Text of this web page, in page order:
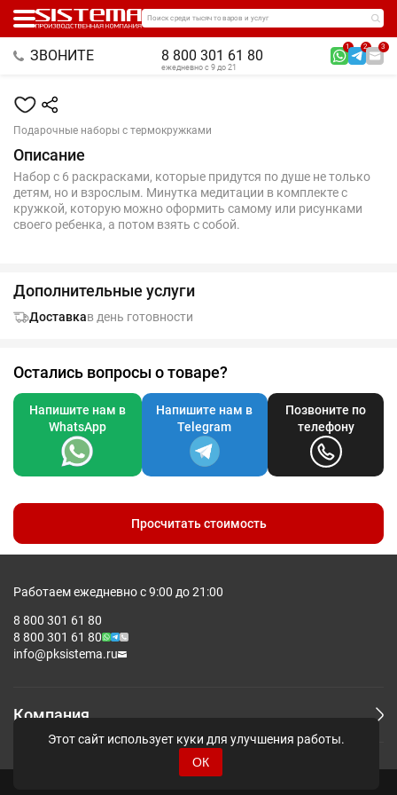
Поиск среди тысяч товаров и услуг
ЗВОНИТЕ 8 800 301 61 80
1 2 3
ежедневно с 9 до 21
Подарочные наборы с термокружками
Описание
Набор с 6 раскрасками, которые придутся по душе не только
детям, но и взрослым. Минутка медитации в комплекте с
кружкой, которую можно оформить самому или рисунками
своего ребенка, а потом взять с собой.
Дополнительные услуги
Доставкав день готовности
Остались вопросы о товаре?
Напишите нам в
WhatsApp
Напишите нам в
Telegram
Позвоните по
телефону
Просчитать стоимость
Работаем ежедневно с 9:00 до 21:00
8 800 301 61 80
8 800 301 61 80
info@pksistema.ru
Компания
Этот сайт использует куки для улучшения работы.
ОК